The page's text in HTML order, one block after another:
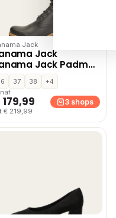
Jack
Jack
Jack Padma
Veterboots zwart
37 38
+4
€ 219,99
3 shops